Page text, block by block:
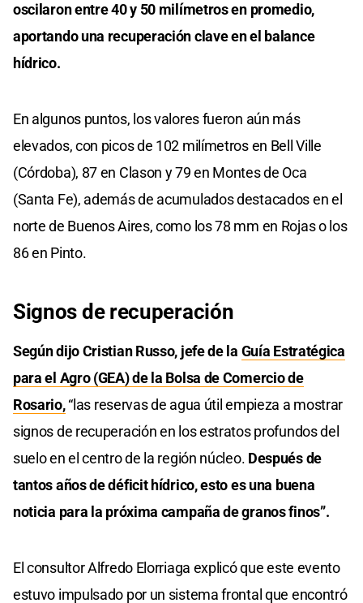
oscilaron entre 40 y 50 milímetros en promedio,
aportando una recuperación clave en el balance
hídrico.
En algunos puntos, los valores fueron aún más
elevados, con picos de 102 milímetros en Bell Ville
(Córdoba), 87 en Clason y 79 en Montes de Oca
(Santa Fe), además de acumulados destacados en el
norte de Buenos Aires, como los 78 mm en Rojas o los
86 en Pinto.
Signos de recuperación
Según dijo Cristian Russo, jefe de la Guía Estratégica
para el Agro (GEA) de la Bolsa de Comercio de
Rosario, “las reservas de agua útil empieza a mostrar
signos de recuperación en los estratos profundos del
suelo en el centro de la región núcleo. Después de
tantos años de déficit hídrico, esto es una buena
noticia para la próxima campaña de granos finos”.
El consultor Alfredo Elorriaga explicó que este evento
estuvo impulsado por un sistema frontal que encontró